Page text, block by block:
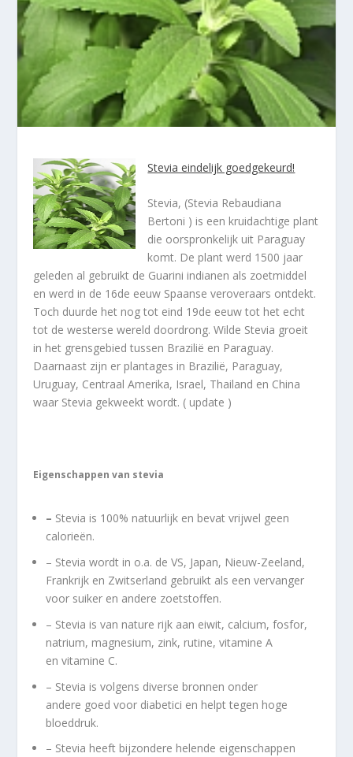
Stevia eindelijk goedgekeurd!
Stevia, (Stevia Rebaudiana
Bertoni ) is een kruidachtige plant
die oorspronkelijk uit Paraguay
komt. De plant werd 1500 jaar
geleden al gebruikt de Guarini indianen als zoetmiddel
en werd in de 16de eeuw Spaanse veroveraars ontdekt.
Toch duurde het nog tot eind 19de eeuw tot het echt
tot de westerse wereld doordrong. Wilde Stevia groeit
in het grensgebied tussen Brazilië en Paraguay.
Daarnaast zijn er plantages in Brazilië, Paraguay,
Uruguay, Centraal Amerika, Israel, Thailand en China
waar Stevia gekweekt wordt. ( update )
Eigenschappen van stevia
– Stevia is 100% natuurlijk en bevat vrijwel geen
calorieën.
– Stevia wordt in o.a. de VS, Japan, Nieuw-Zeeland,
Frankrijk en Zwitserland gebruikt als een vervanger
voor suiker en andere zoetstoffen.
– Stevia is van nature rijk aan eiwit, calcium, fosfor,
natrium, magnesium, zink, rutine, vitamine A
en vitamine C.
– Stevia is volgens diverse bronnen onder
andere goed voor diabetici en helpt tegen hoge
bloeddruk.
– Stevia heeft bijzondere helende eigenschappen